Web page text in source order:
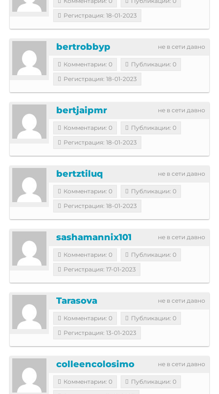
Регистрация: 18-01-2023
не в сети давно
bertrobbyp
Комментарии: 0
Публикации: 0
Регистрация: 18-01-2023
не в сети давно
bertjaipmr
Комментарии: 0
Публикации: 0
Регистрация: 18-01-2023
не в сети давно
bertztiluq
Комментарии: 0
Публикации: 0
Регистрация: 18-01-2023
не в сети давно
sashamannix101
Комментарии: 0
Публикации: 0
Регистрация: 17-01-2023
не в сети давно
Tarasova
Комментарии: 0
Публикации: 0
Регистрация: 13-01-2023
не в сети давно
colleencolosimo
Комментарии: 0
Публикации: 0